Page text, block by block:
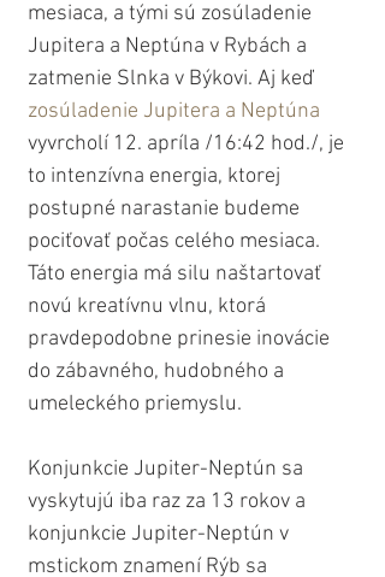
mesiaca, a tými sú zosúladenie
Jupitera a Neptúna v Rybách a
zatmenie Slnka v Býkovi. Aj keď
zosúladenie Jupitera a Neptúna
vyvrcholí 12. apríla /16:42 hod./, je
to intenzívna energia, ktorej
postupné narastanie budeme
pociťovať počas celého mesiaca.
Táto energia má silu naštartovať
novú kreatívnu vlnu, ktorá
pravdepodobne prinesie inovácie
do zábavného, hudobného a
umeleckého priemyslu.
Konjunkcie Jupiter-Neptún sa
vyskytujú iba raz za 13 rokov a
konjunkcie Jupiter-Neptún v
mstickom znamení Rýb sa